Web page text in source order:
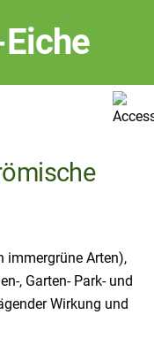
immergrüne Arten),
, Garten- Park- und
Wirkung und